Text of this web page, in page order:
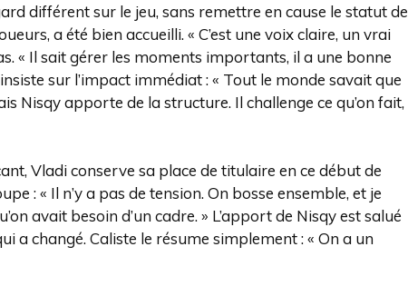
différent sur le jeu, sans remettre en cause le statut de
a été bien accueilli. « C’est une voix claire, un vrai
« Il sait gérer les moments importants, il a une bonne
sur l’impact immédiat : « Tout le monde savait que
Nisqy apporte de la structure. Il challenge ce qu’on fait,
Vladi conserve sa place de titulaire en ce début de
: « Il n’y a pas de tension. On bosse ensemble, et je
avait besoin d’un cadre. » L’apport de Nisqy est salué
a changé. Caliste le résume simplement : « On a un